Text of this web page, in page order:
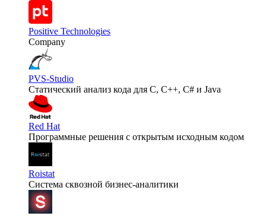
Positive Technologies
Company
PVS-Studio
Статический анализ кода для C, C++, C# и Java
Red Hat
Программные решения с открытым исходным кодом
Roistat
Система сквозной бизнес-аналитики